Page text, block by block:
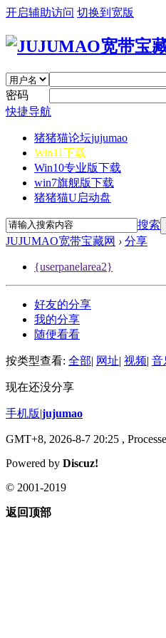
开启辅助访问 切换到宽版
密码
快捷导航
猪猪猫论坛jujumao
Win11下载
Win10专业版下载
win7旗舰版下载
猪猪猫U启动盘
搜索
JUJUMAO宽带宝藏网 › 分享
{userpanelarea2}
好友的分享
我的分享
随便看看
按类型查看: 全部| 网址| 视频| 音
现在还没分享
手机版|jujumao
GMT+8, 2026-8-7 20:25 ,
Powered by Discuz!
© 2001-2019
返回顶部